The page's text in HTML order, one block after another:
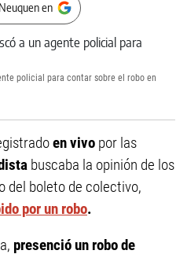
en
policial para contar sobre el robo en
en vivo por las
buscaba la opinión de los
del boleto de colectivo,
por un robo.
presenció un robo de